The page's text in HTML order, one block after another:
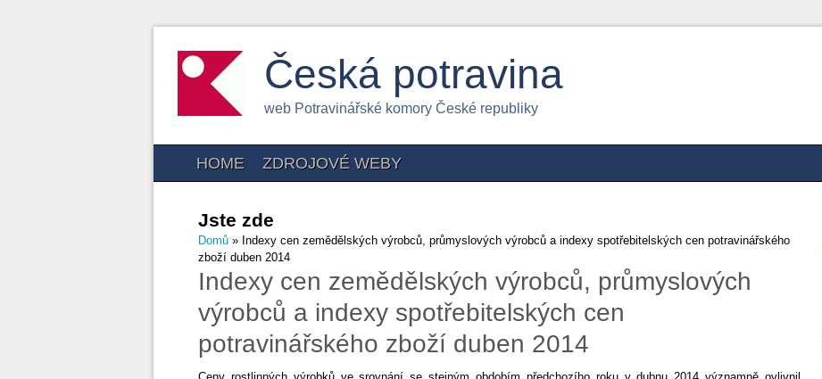
Česká potravina
web Potravinářské komory České republiky
HOME ZDROJOVÉ WEBY
Jste zde
Domů » Indexy cen zemědělských výrobců, průmyslových výrobců a indexy spotřebitelských cen potravinářského
zboží duben 2014
Indexy cen zemědělských výrobců, průmyslových
výrobců a indexy spotřebitelských cen
potravinářského zboží duben 2014